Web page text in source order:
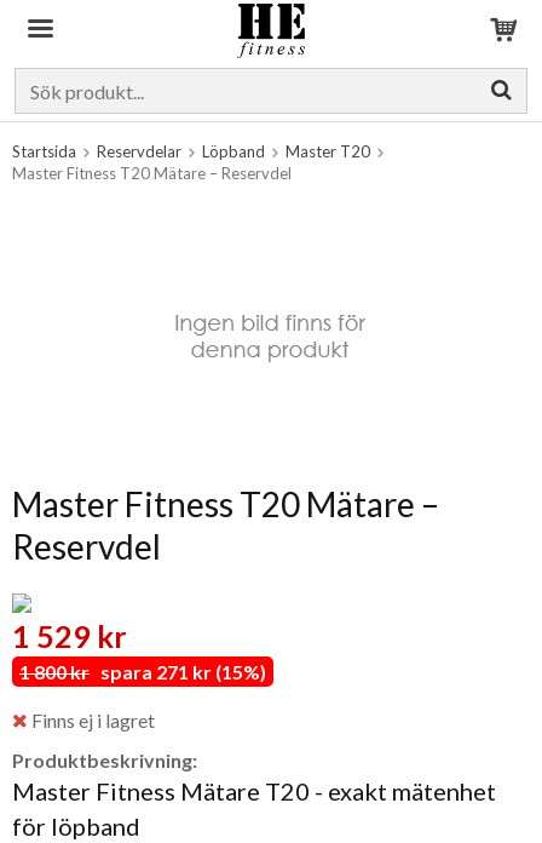
Startsida Reservdelar Löpband
Master T20
Master Fitness T20 Mätare – Reservdel
Master Fitness T20 Mätare –
Reservdel
1 529 kr
1 800 kr spara 271 kr (15%)
Finns ej i lagret
Produktbeskrivning:
Master Fitness Mätare T20 - exakt mätenhet
för löpband